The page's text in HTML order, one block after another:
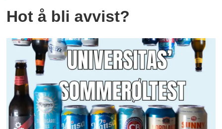
Hot å bli avvist?